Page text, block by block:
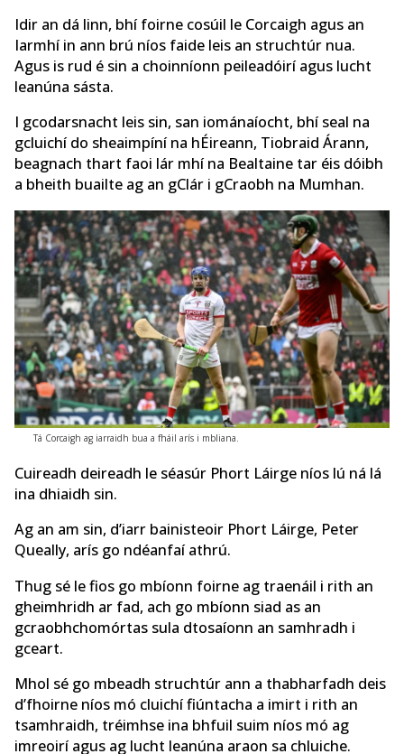
Idir an dá linn, bhí foirne cosúil le Corcaigh agus an
Iarmhí in ann brú níos faide leis an struchtúr nua.
Agus is rud é sin a choinníonn peileadóirí agus lucht
leanúna sásta.
I gcodarsnacht leis sin, san iománaíocht, bhí seal na
gcluichí do sheaimpíní na hÉireann, Tiobraid Árann,
beagnach thart faoi lár mhí na Bealtaine tar éis dóibh
a bheith buailte ag an gClár i gCraobh na Mumhan.
Tá Corcaigh ag iarraidh bua a fháil arís i mbliana.
Cuireadh deireadh le séasúr Phort Láirge níos lú ná lá
ina dhiaidh sin.
Ag an am sin, d’iarr bainisteoir Phort Láirge, Peter
Queally, arís go ndéanfaí athrú.
Thug sé le fios go mbíonn foirne ag traenáil i rith an
gheimhridh ar fad, ach go mbíonn siad as an
gcraobhchomórtas sula dtosaíonn an samhradh i
gceart.
Mhol sé go mbeadh struchtúr ann a thabharfadh deis
d’fhoirne níos mó cluichí fiúntacha a imirt i rith an
tsamhraidh, tréimhse ina bhfuil suim níos mó ag
imreoirí agus ag lucht leanúna araon sa chluiche.